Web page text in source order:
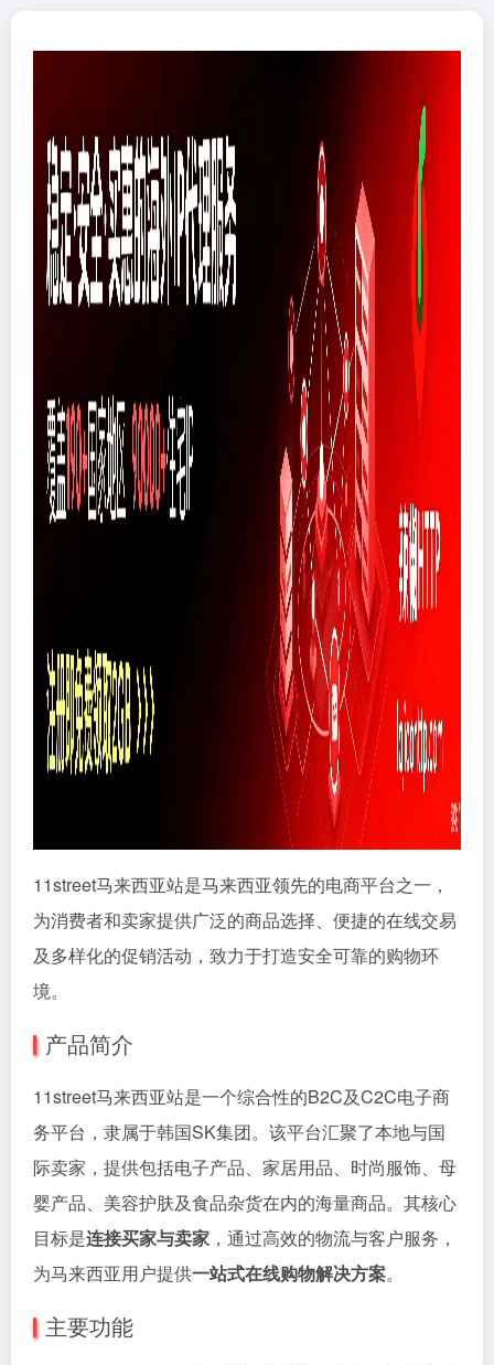
11street马来西亚站是马来西亚领先的电商平台之一，
为消费者和卖家提供广泛的商品选择、便捷的在线交易
及多样化的促销活动，致力于打造安全可靠的购物环
境。
产品简介
11street马来西亚站是一个综合性的B2C及C2C电子商
务平台，隶属于韩国SK集团。该平台汇聚了本地与国
际卖家，提供包括电子产品、家居用品、时尚服饰、母
婴产品、美容护肤及食品杂货在内的海量商品。其核心
目标是连接买家与卖家 ，通过高效的物流与客户服务，
为马来西亚用户提供一站式在线购物解决方案。
主要功能